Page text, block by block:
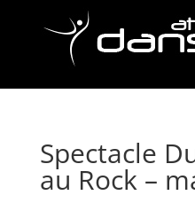
Spectacle
au Rock –